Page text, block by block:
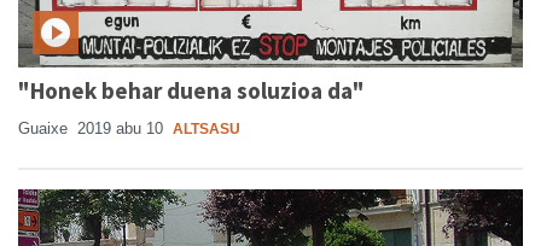
"Honek behar duena soluzioa da"
Guaixe 2019 abu 10 ALTSASU